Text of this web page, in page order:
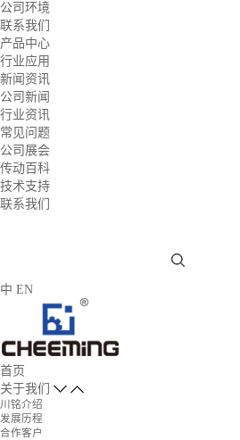
公司环境
联系我们
产品中心
行业应用
新闻资讯
公司新闻
行业资讯
常见问题
公司展会
传动百科
技术支持
联系我们
中 EN
首页
关于我们
川铭介绍
发展历程
合作客户